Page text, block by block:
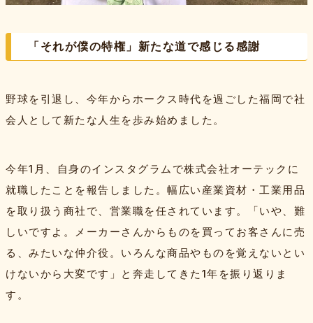
「それが僕の特権」新たな道で感じる感謝
野球を引退し、今年からホークス時代を過ごした福岡で社
会人として新たな人生を歩み始めました。
今年1月、自身のインスタグラムで株式会社オーテックに
就職したことを報告しました。幅広い産業資材・工業用品
を取り扱う商社で、営業職を任されています。「いや、難
しいですよ。メーカーさんからものを買ってお客さんに売
る、みたいな仲介役。いろんな商品やものを覚えないとい
けないから大変です」と奔走してきた1年を振り返りま
す。